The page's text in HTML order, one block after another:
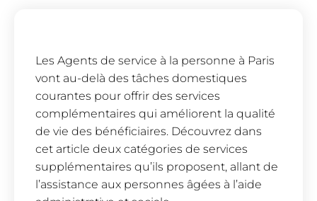
Les Agents de service à la personne à Paris
vont au-delà des tâches domestiques
courantes pour offrir des services
complémentaires qui améliorent la qualité
de vie des bénéficiaires. Découvrez dans
cet article deux catégories de services
supplémentaires qu’ils proposent, allant de
l’assistance aux personnes âgées à l’aide